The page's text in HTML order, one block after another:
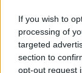
If you wish to
processing of
targeted
section to
opt-out request
Come
05/01/2020
SHOW